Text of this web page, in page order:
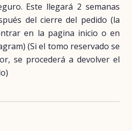
Este llegará 2 semanas
del cierre del pedido (la
en la pagina inicio o en
(Si el tomo reservado se
se procederá a devolver el